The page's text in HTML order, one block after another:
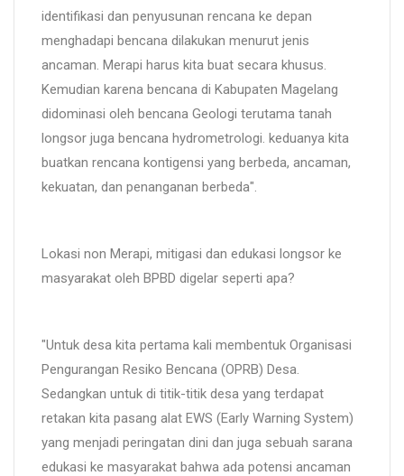
identifikasi dan penyusunan rencana ke depan
menghadapi bencana dilakukan menurut jenis
ancaman. Merapi harus kita buat secara khusus.
Kemudian karena bencana di Kabupaten Magelang
didominasi oleh bencana Geologi terutama tanah
longsor juga bencana hydrometrologi. keduanya kita
buatkan rencana kontigensi yang berbeda, ancaman,
kekuatan, dan penanganan berbeda".
Lokasi non Merapi, mitigasi dan edukasi longsor ke
masyarakat oleh BPBD digelar seperti apa?
"Untuk desa kita pertama kali membentuk Organisasi
Pengurangan Resiko Bencana (OPRB) Desa.
Sedangkan untuk di titik-titik desa yang terdapat
retakan kita pasang alat EWS (Early Warning System)
yang menjadi peringatan dini dan juga sebuah sarana
edukasi ke masyarakat bahwa ada potensi ancaman